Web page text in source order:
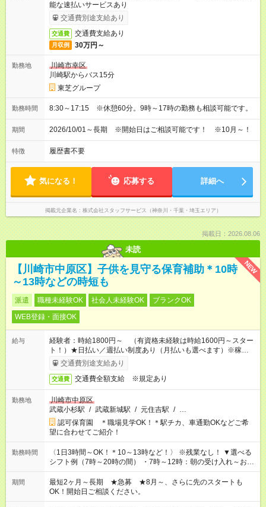
能な速払いサービスあり
交通費別途支給あり
交通費 交通費支給あり
月収例 30万円～
勤務地
川崎市幸区
川崎駅からバス15分
東芝グループ
勤務時間 8:30～17:15 ※休憩60分。9時～17時の勤務も相談可能です。
期間 2026/10/01～長期 ※開始日はご相談可能です！ ※10月～！
特徴 履歴書不要
気になる！ 応募する 詳細へ
掲載元企業名 株式会社スタッフサービス（神奈川・千葉・埼玉エリア）
掲載日：2026.08.06
未読
NEW
【川崎市中原区】子供を見守る保育補助＊10時
～13時などの時短も
派遣 職種未経験OK 社会人未経験OK
ブランクOK
WEB登録・面接OK
給与
経験者：時給1800円～ （有資格未経験は時給1600円～スター
ト！）★日払い／週払い制度あり（月払いも選べます）※稼働開
始時は手続き完了次第のお支払いとなります★フルタイムできる
方は100円アップ！
交通費別途支給あり
交通費 交通費全額支給 ※規定あり
勤務地
川崎市中原区
武蔵小杉駅 / 武蔵新城駅 / 元住吉駅 / …
認可保育園 ＊職場見学OK！＊駅チカ、車通勤OKなどご希
望に合わせてご紹介！
勤務時間
〈1日3時間～OK！＊10～13時など！〉 ※残業なし！ ▼選べる
シフト例（7時～20時の間） ・7時～12時：朝の受け入れ～お昼
の準備 ・10時～13時：園児の見守り～お昼の補助 ・9時～16
時：帰りの会まで！子供の成長を見守る ・15時～20時：夜のお
迎えサポート
期間
最短2ヶ月～長期 ★急募 ★8月～、さらに先のスタートも
OK！開始日ご相談ください。